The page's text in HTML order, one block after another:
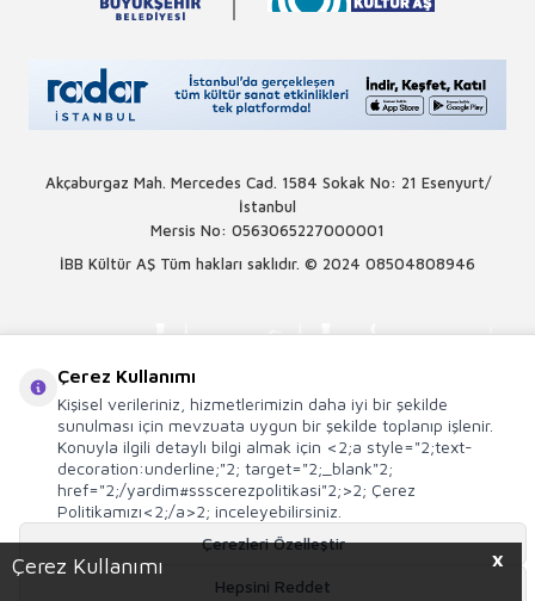
X
Çerez Kullanımı
Akçaburgaz Mah. Mercedes Cad. 1584 Sokak No: 21 Esenyurt/
İstanbul
Mersis No: 0563065227000001
İBB Kültür AŞ Tüm hakları saklıdır. © 2024 08504808946
E-TicaretSistemleriyle Hazırlanmıştır.
Çerez Kullanımı
Kişisel verileriniz, hizmetlerimizin daha iyi bir şekilde
sunulması için mevzuata uygun bir şekilde toplanıp işlenir.
Konuyla ilgili detaylı bilgi almak için <2;a style="2;text-
decoration:underline;"2; target="2;_blank"2;
href="2;/yardim#ssscerezpolitikasi"2;>2; Çerez
Politikamızı<2;/a>2; inceleyebilirsiniz.
Çerezleri Özelleştir
Hepsini Reddet